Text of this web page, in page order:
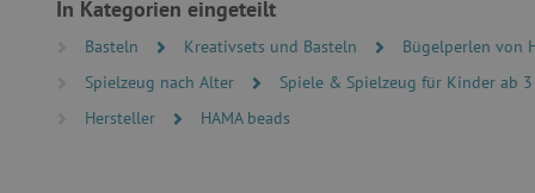
In Kategorien eingeteilt
Basteln Kreativsets und Basteln
Bügelperlen von
Spielzeug nach Alter
Spiele & Spielzeug für Kinder ab 3
Hersteller
HAMA beads
FPAU